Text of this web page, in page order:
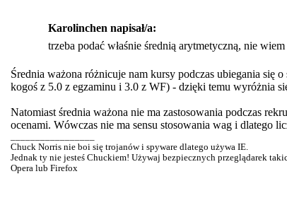
Karolinchen napisał/a:
trzeba podać właśnie średnią arytmetyczną, nie
Średnia ważona różnicuje nam kursy podczas ubiegania się
kogoś z 5.0 z egzaminu i 3.0 z WF) - dzięki temu wyróżnia
Natomiast średnia ważona nie ma zastosowania podczas
ocenami. Wówczas nie ma sensu stosowania wag i dlatego
Chuck Norris nie boi się trojanów i spyware dlatego używa IE.
Jednak ty nie jesteś Chuckiem! Używaj bezpiecznych przeglądarek
Opera lub Firefox